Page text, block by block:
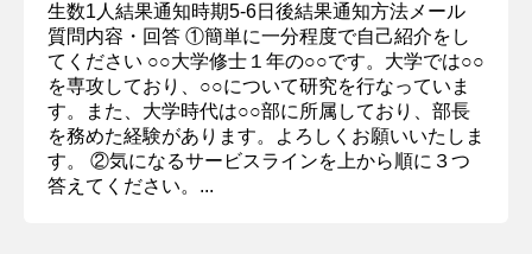
生数1人結果通知時期5-6日後結果通知方法メール
質問内容・回答 ①簡単に一分程度で自己紹介をし
てください ○○大学修士１年の○○です。大学では○○
を専攻しており、○○について研究を行なっていま
す。また、大学時代は○○部に所属しており、部長
を務めた経験があります。よろしくお願いいたしま
す。 ②気になるサービスラインを上から順に３つ
答えてください。...